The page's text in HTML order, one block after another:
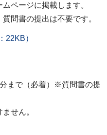
ページに掲載します。
問書の提出は不要です。
22KB）
まで（必着）※質問書の提
せん。